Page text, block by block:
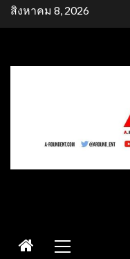
Skipสิงหาคม 8, 2026
Menu